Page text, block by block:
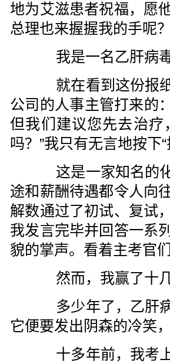
地为艾滋患者祝福，愿
总理也来握握我的手呢？
我是一名乙肝病毒
就在看到这份报纸
公司的人事主管打来的
但我们建议您先去治
吗？”我只有无言地按下
这是一家知名的化
途和薪酬待遇都令人向
解数通过了初试、复试
我发言完毕并回答一系
貌的掌声。看着主考官
然而，我赢了十几
多少年了，乙肝病
它便要发出阴森的冷笑
十多年前，我考上